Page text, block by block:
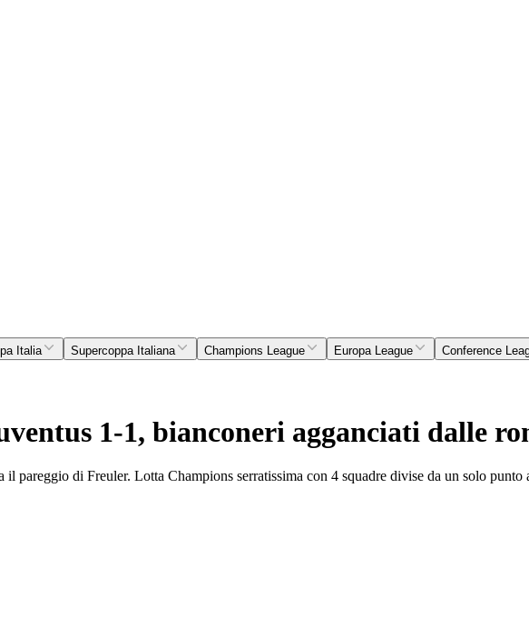
Italia Supercoppa Italiana Champions League Europa League Conference
1-1, bianconeri agganciati dalle
pareggio di Freuler. Lotta Champions serratissima con 4 squadre divise da un solo punto